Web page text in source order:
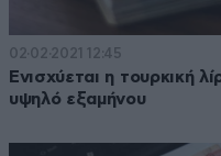
02·02·2021 12:45
Ενισχύεται η τουρκική
υψηλό εξαμήνου